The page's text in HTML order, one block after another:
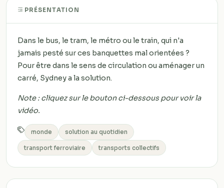
PRÉSENTATION
Dans le bus, le tram, le métro ou le train, qui n'a
jamais pesté sur ces banquettes mal orientées ?
Pour être dans le sens de circulation ou aménager un
carré, Sydney a la solution.
Note : cliquez sur le bouton ci-dessous pour voir la
vidéo.
monde solution au quotidien
transport ferroviaire transports collectifs